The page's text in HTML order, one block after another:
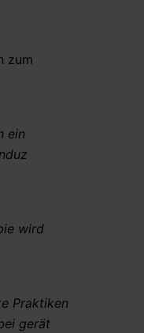
zum
ein
wird
Praktiken
gerät